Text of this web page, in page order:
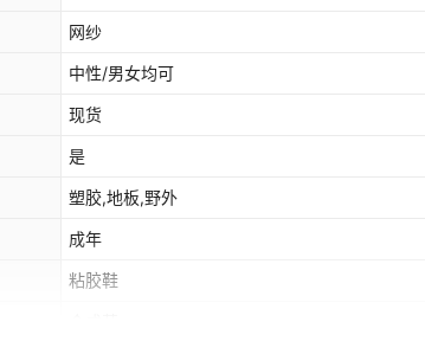
网纱
中性/男女均可
现货
是
塑胶,地板,野外
成年
粘胶鞋